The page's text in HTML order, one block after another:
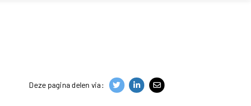
Deze pagina delen via: